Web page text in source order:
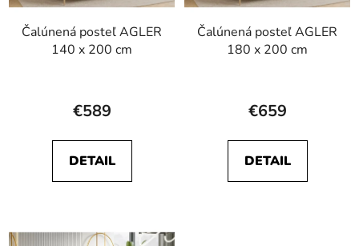
Čalúnená posteľ AGLER
140 x 200 cm
hodnotenie
je
4,0
hviezdičiek.
€589
DETAIL
Čalúnená posteľ AGLER
180 x 200 cm
hodnotenie
je
4,8
€659
DETAIL